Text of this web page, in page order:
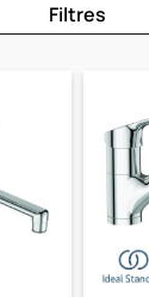
Filtres